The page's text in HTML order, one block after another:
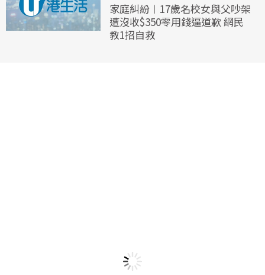
家庭糾紛︱17歲名校女與父吵架
遭沒收$350零用錢逼道歉 網民
教1招自救